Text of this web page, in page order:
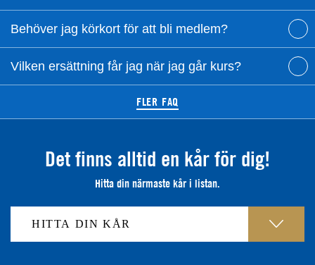
Behöver jag körkort för att bli medlem?
Vilken ersättning får jag när jag går kurs?
FLER FAQ
Det finns alltid en kår för dig!
Hitta din närmaste kår i listan.